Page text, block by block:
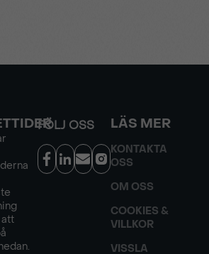
FÖLJ OSS LÄS MER
KONTAKTA
OSS
OM OSS
COOKIES &
VILLKOR
VISSLA